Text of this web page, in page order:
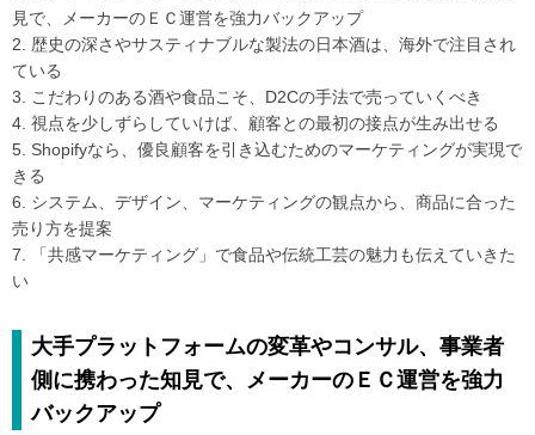
見で、メーカーのＥＣ運営を強力バックアップ
2. 歴史の深さやサスティナブルな製法の日本酒は、海外で注目され
ている
3. こだわりのある酒や食品こそ、D2Cの手法で売っていくべき
4. 視点を少しずらしていけば、顧客との最初の接点が生み出せる
5. Shopifyなら、優良顧客を引き込むためのマーケティングが実現で
きる
6. システム、デザイン、マーケティングの観点から、商品に合った
売り方を提案
7. 「共感マーケティング」で食品や伝統工芸の魅力も伝えていきた
い
大手プラットフォームの変革やコンサル、事業者
側に携わった知見で、メーカーのＥＣ運営を強力
バックアップ